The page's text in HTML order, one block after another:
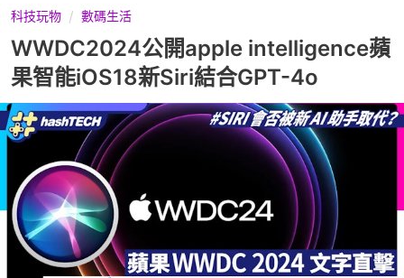
科技玩物 數碼生活
WWDC2024公開apple intelligence蘋
果智能iOS18新Siri結合GPT-4o